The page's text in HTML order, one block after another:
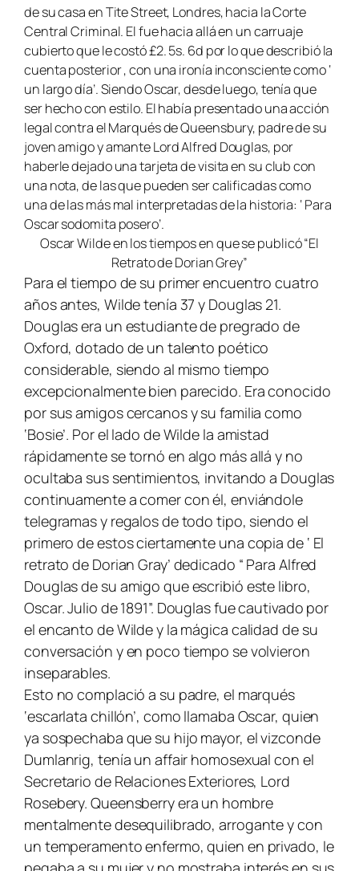
de su casa en Tite Street, Londres, hacia la Corte
Central Criminal. El fue hacia allá en un carruaje
cubierto que le costó £2. 5s. 6d por lo que describió la
cuenta posterior , con una ironía inconsciente como ‘
un largo día’. Siendo Oscar, desde luego, tenía que
ser hecho con estilo. El había presentado una acción
legal contra el Marqués de Queensbury, padre de su
joven amigo y amante Lord Alfred Douglas, por
haberle dejado una tarjeta de visita en su club con
una nota, de las que pueden ser calificadas como
una de las más mal interpretadas de la historia: ‘ Para
Oscar sodomita posero’.
Oscar Wilde en los tiempos en que se publicó “El
Retrato de Dorian Grey”
Para el tiempo de su primer encuentro cuatro
años antes, Wilde tenía 37 y Douglas 21.
Douglas era un estudiante de pregrado de
Oxford, dotado de un talento poético
considerable, siendo al mismo tiempo
excepcionalmente bien parecido. Era conocido
por sus amigos cercanos y su familia como
‘Bosie’. Por el lado de Wilde la amistad
rápidamente se tornó en algo más allá y no
ocultaba sus sentimientos, invitando a Douglas
continuamente a comer con él, enviándole
telegramas y regalos de todo tipo, siendo el
primero de estos ciertamente una copia de ‘ El
retrato de Dorian Gray’ dedicado “ Para Alfred
Douglas de su amigo que escribió este libro,
Oscar. Julio de 1891”. Douglas fue cautivado por
el encanto de Wilde y la mágica calidad de su
conversación y en poco tiempo se volvieron
inseparables.
Esto no complació a su padre, el marqués
‘escarlata chillón’, como llamaba Oscar, quien
ya sospechaba que su hijo mayor, el vizconde
Dumlanrig, tenía un affair homosexual con el
Secretario de Relaciones Exteriores, Lord
Rosebery. Queensberry era un hombre
mentalmente desequilibrado, arrogante y con
un temperamento enfermo, quien en privado, le